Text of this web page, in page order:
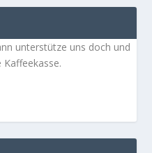
unterstütze uns doch und
Kaffeekasse.